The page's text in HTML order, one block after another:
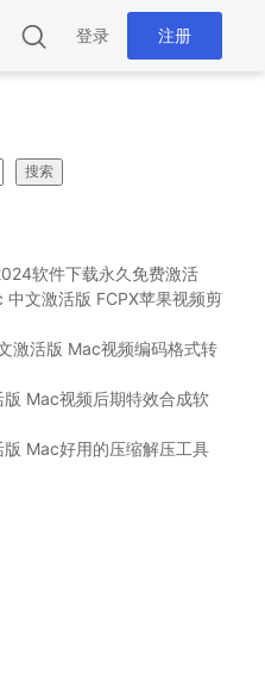
登录 注册
搜索
软件下载永久免费激活
文激活版 FCPX苹果视频剪
激活版 Mac视频编码格式转
Mac视频后期特效合成软
Mac好用的压缩解压工具